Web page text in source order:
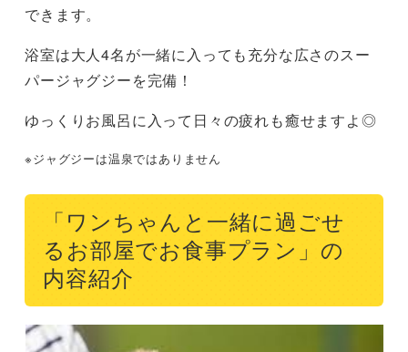
できます。
浴室は大人4名が一緒に入っても充分な広さのスー
パージャグジーを完備！
ゆっくりお風呂に入って日々の疲れも癒せますよ◎
※ジャグジーは温泉ではありません
「ワンちゃんと一緒に過ごせ
るお部屋でお食事プラン」の
内容紹介